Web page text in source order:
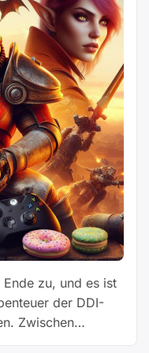
zu, und es ist
der DDI-
Zwischen